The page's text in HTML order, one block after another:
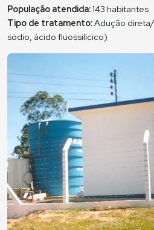
População atendida:143 habitantes
Tipo de tratamento:Adução
sódio, ácido fluossilícico)